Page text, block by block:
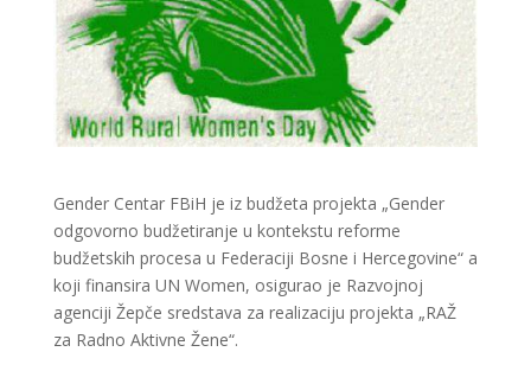
Gender Centar FBiH je iz budžeta projekta „Gender
odgovorno budžetiranje u kontekstu reforme
budžetskih procesa u Federaciji Bosne i Hercegovine“ a
koji finansira UN Women, osigurao je Razvojnoj
agenciji Žepče sredstava za realizaciju projekta „RAŽ
za Radno Aktivne Žene“.